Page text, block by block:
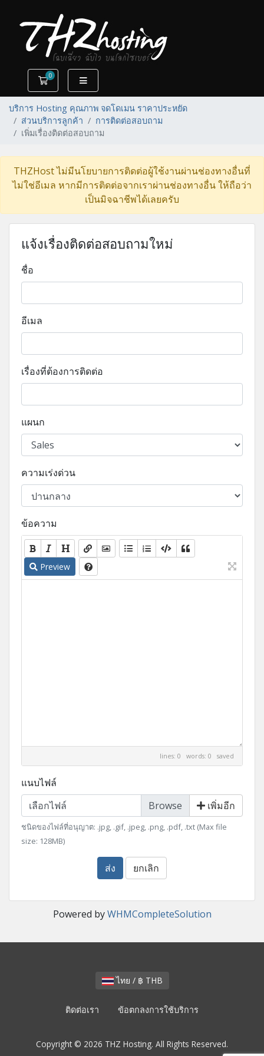
0
ตะกร้าสินค้า
บริการ Hosting คุณภาพ จดโดเมน ราคาประหยัด
ส่วนบริการลูกค้า
การติดต่อสอบถาม
เพิ่มเรื่องติดต่อสอบถาม
THZHost ไม่มีนโยบายการติดต่อผู้ใช้งานผ่านช่องทางอื่นที่
ไม่ใช่อีเมล หากมีการติดต่อจากเราผ่านช่องทางอื่น ให้ถือว่า
เป็นมิจฉาชีพได้เลยครับ
แจ้งเรื่องติดต่อสอบถามใหม่
ชื่อ
อีเมล
เรื่องที่ต้องการติดต่อ
แผนก
ความเร่งด่วน
ข้อความ
Preview
lines: 0 words: 0 saved
แนบไฟล์
เลือกไฟล์
เพิ่มอีก
ชนิดของไฟล์ที่อนุญาต: .jpg, .gif, .jpeg, .png, .pdf, .txt (Max file
size: 128MB)
ส่ง ยกเลิก
Powered byWHMCompleteSolution
ไทย / ฿ THB
ติดต่อเรา ข้อตกลงการใช้บริการ
Copyright © 2026 THZ Hosting. All Rights Reserved.